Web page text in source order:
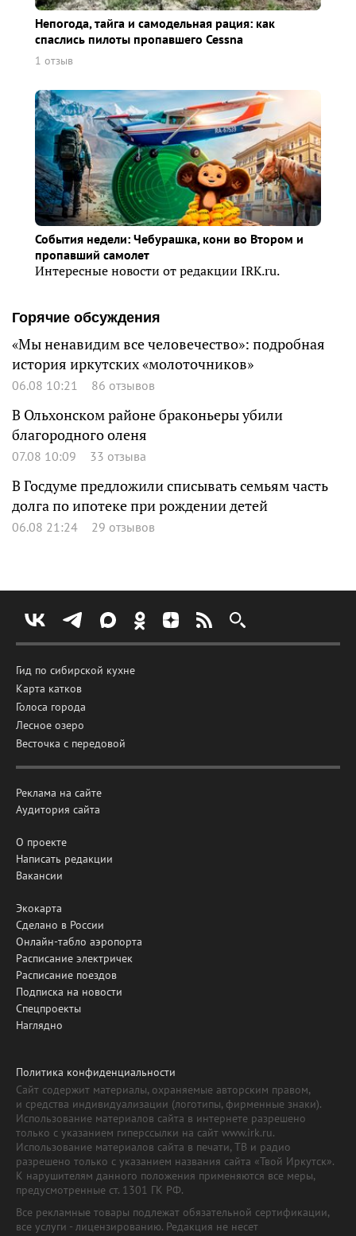
Непогода, тайга и самодельная рация: как
спаслись пилоты пропавшего Cessna
1 отзыв
События недели: Чебурашка, кони во Втором и
пропавший самолет
Интересные новости от редакции IRK.ru.
Горячие обсуждения
«Мы ненавидим все человечество»: подробная
история иркутских «молоточников»
06.08 10:21 86 отзывов
В Ольхонском районе браконьеры убили
благородного оленя
07.08 10:09 33 отзыва
В Госдуме предложили списывать семьям часть
долга по ипотеке при рождении детей
06.08 21:24 29 отзывов
Гид по сибирской кухне
Карта катков
Голоса города
Лесное озеро
Весточка с передовой
Реклама на сайте
Аудитория сайта
О проекте
Написать редакции
Вакансии
Экокарта
Сделано в России
Онлайн-табло аэропорта
Расписание электричек
Расписание поездов
Подписка на новости
Спецпроекты
Наглядно
Политика конфиденциальности
Сайт содержит материалы, охраняемые авторским правом,
и средства индивидуализации (логотипы, фирменные знаки).
Использование материалов сайта в интернете разрешено
только с указанием гиперссылки на сайт www.irk.ru.
Использование материалов сайта в печати, ТВ и радио
разрешено только с указанием названия сайта «Твой Иркутск».
К нарушителям данного положения применяются все меры,
предусмотренные ст. 1301 ГК РФ.
Все рекламные товары подлежат обязательной сертификации,
все услуги - лицензированию. Редакция не несет